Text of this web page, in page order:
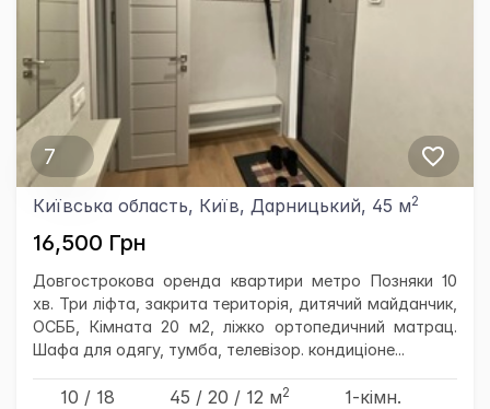
7
Київська область, Київ, Дарницький, 45 м2
16,500 Грн
Довгострокова оренда квартири метро Позняки 10
хв. Три ліфта, закрита територія, дитячий майданчик,
ОСББ, Кімната 20 м2, ліжко ортопедичний матрац.
Шафа для одягу, тумба, телевізор. кондиціоне...
10 / 18 45 / 20 / 12 м2 1-кімн.